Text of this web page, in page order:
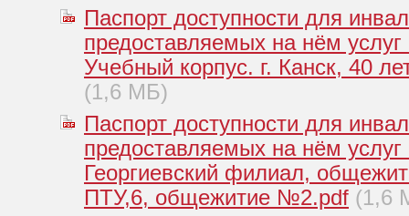
Паспорт доступности для
предоставляемых на нём
Учебный корпус. г. Канск, 40
(1,6 МБ)
Паспорт доступности для
предоставляемых на нём
Георгиевский филиал,
ПТУ,6, общежитие №2.pdf (1,6